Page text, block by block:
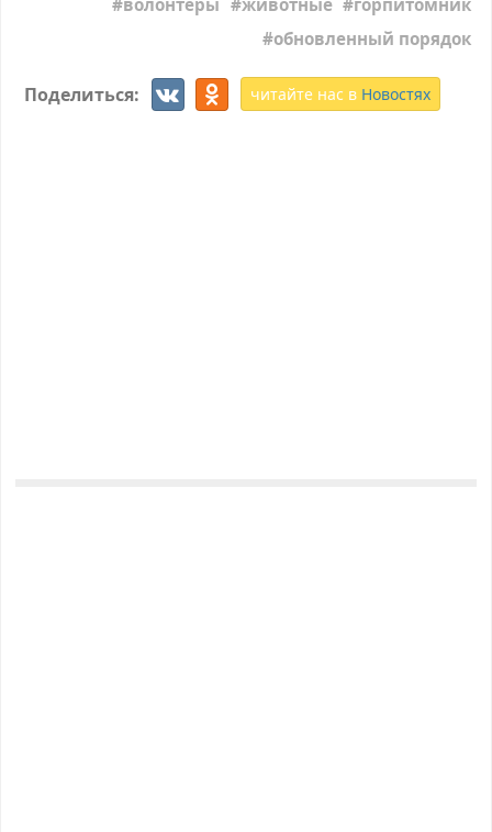
обновленный порядок
Поделиться: читайте нас в Новостях